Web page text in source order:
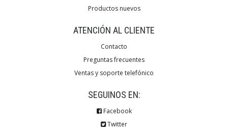
Productos nuevos
ATENCIÓN AL CLIENTE
Contacto
Preguntas frecuentes
Ventas y soporte telefónico
SEGUINOS EN:
Facebook
Twitter